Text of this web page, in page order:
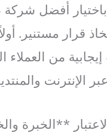
باختيار أفضل
قرار
من العملاء
الإنترنت
**الخبرة